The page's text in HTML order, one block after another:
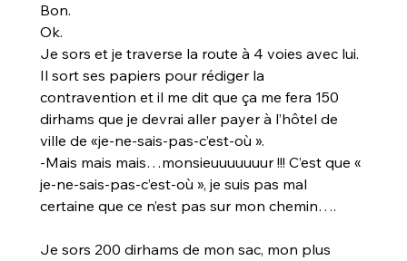
Bon.
Ok.
Je sors et je traverse la route à 4 voies avec lui.
Il sort ses papiers pour rédiger la
contravention et il me dit que ça me fera 150
dirhams que je devrai aller payer à l’hôtel de
ville de «je-ne-sais-pas-c’est-où ».
-Mais mais mais…monsieuuuuuuur !!! C’est que «
je-ne-sais-pas-c’est-où », je suis pas mal
certaine que ce n’est pas sur mon chemin….
Je sors 200 dirhams de mon sac, mon plus